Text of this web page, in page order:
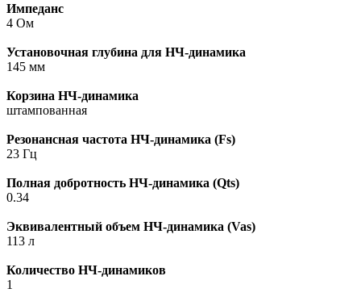
Импеданс
4 Ом
Установочная глубина для НЧ-динамика
145 мм
Корзина НЧ-динамика
штампованная
Резонансная частота НЧ-динамика (Fs)
23 Гц
Полная добротность НЧ-динамика (Qts)
0.34
Эквивалентный объем НЧ-динамика (Vas)
113 л
Количество НЧ-динамиков
1